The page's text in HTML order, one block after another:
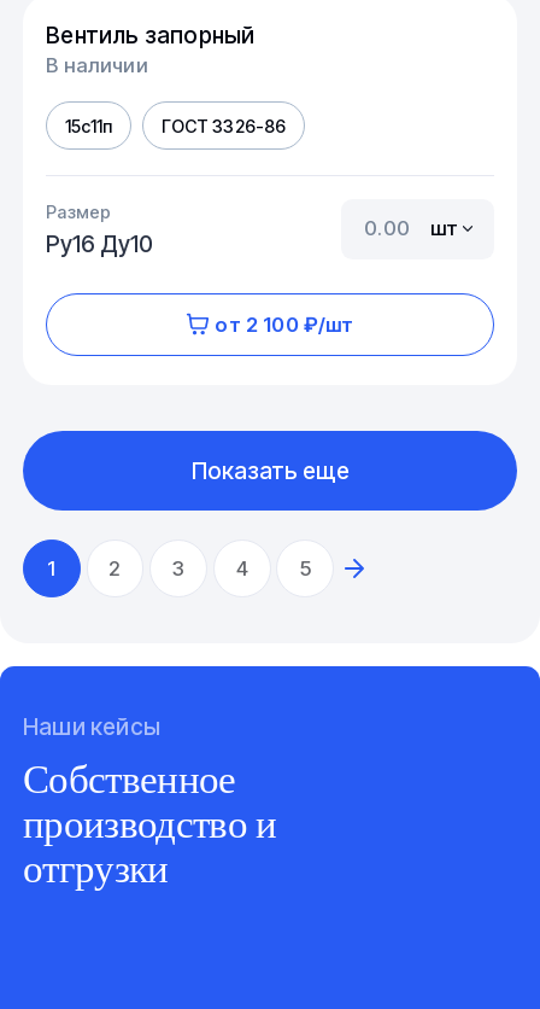
Вентиль запорный
В наличии
15с11п ГОСТ 3326-86
Размер
Ру16 Ду10
шт
от 2 100 ₽/шт
1 2 3 4 5
Показать еще
Наши кейсы
Собственное
производство и
отгрузки